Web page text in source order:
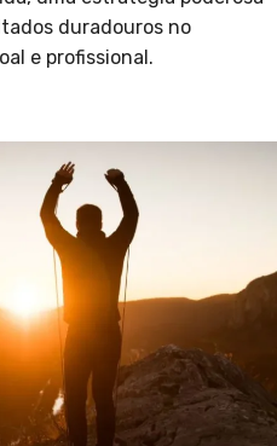
duradouros no
e profissional.